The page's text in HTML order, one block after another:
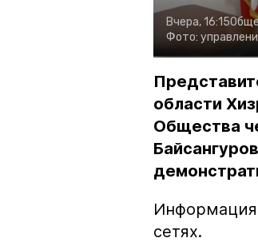
Вчера, 16:15
Фото:
области
Общества
сетях.